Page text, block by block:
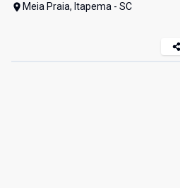
Meia Praia, Itapema - SC